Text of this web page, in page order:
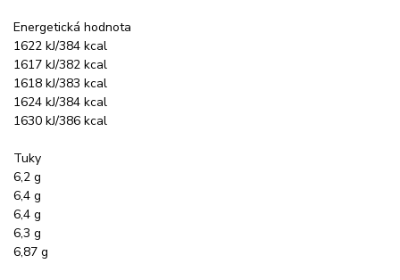
Energetická hodnota
1622 kJ/384 kcal
1617 kJ/382 kcal
1618 kJ/383 kcal
1624 kJ/384 kcal
1630 kJ/386 kcal
Tuky
6,2 g
6,4 g
6,4 g
6,3 g
6,87 g